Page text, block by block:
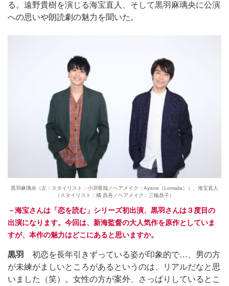
る。遠野貴樹を演じる海宝直人、そして黒羽麻璃央に公演
への思いや朗読劇の魅力を聞いた。
黒羽麻璃央（左：スタイリスト：小渕竜哉／ヘアメイク：Ayane（Lomalia））、海宝直人
（スタイリスト：橘 昌吾／ヘアメイク：三輪昌子）
－海宝さんは「恋を読む」シリーズ初出演、黒羽さんは３度目の
出演になります。今回は、新海監督の大人気作を原作としていま
すが、本作の魅力はどこにあると思いますか。
黒羽
初恋を長年引きずっている姿が印象的で…、男の方
が未練がましいところがあるというのは、リアルだなと思
いました（笑）。女性の方が案外、さっぱりしているとこ